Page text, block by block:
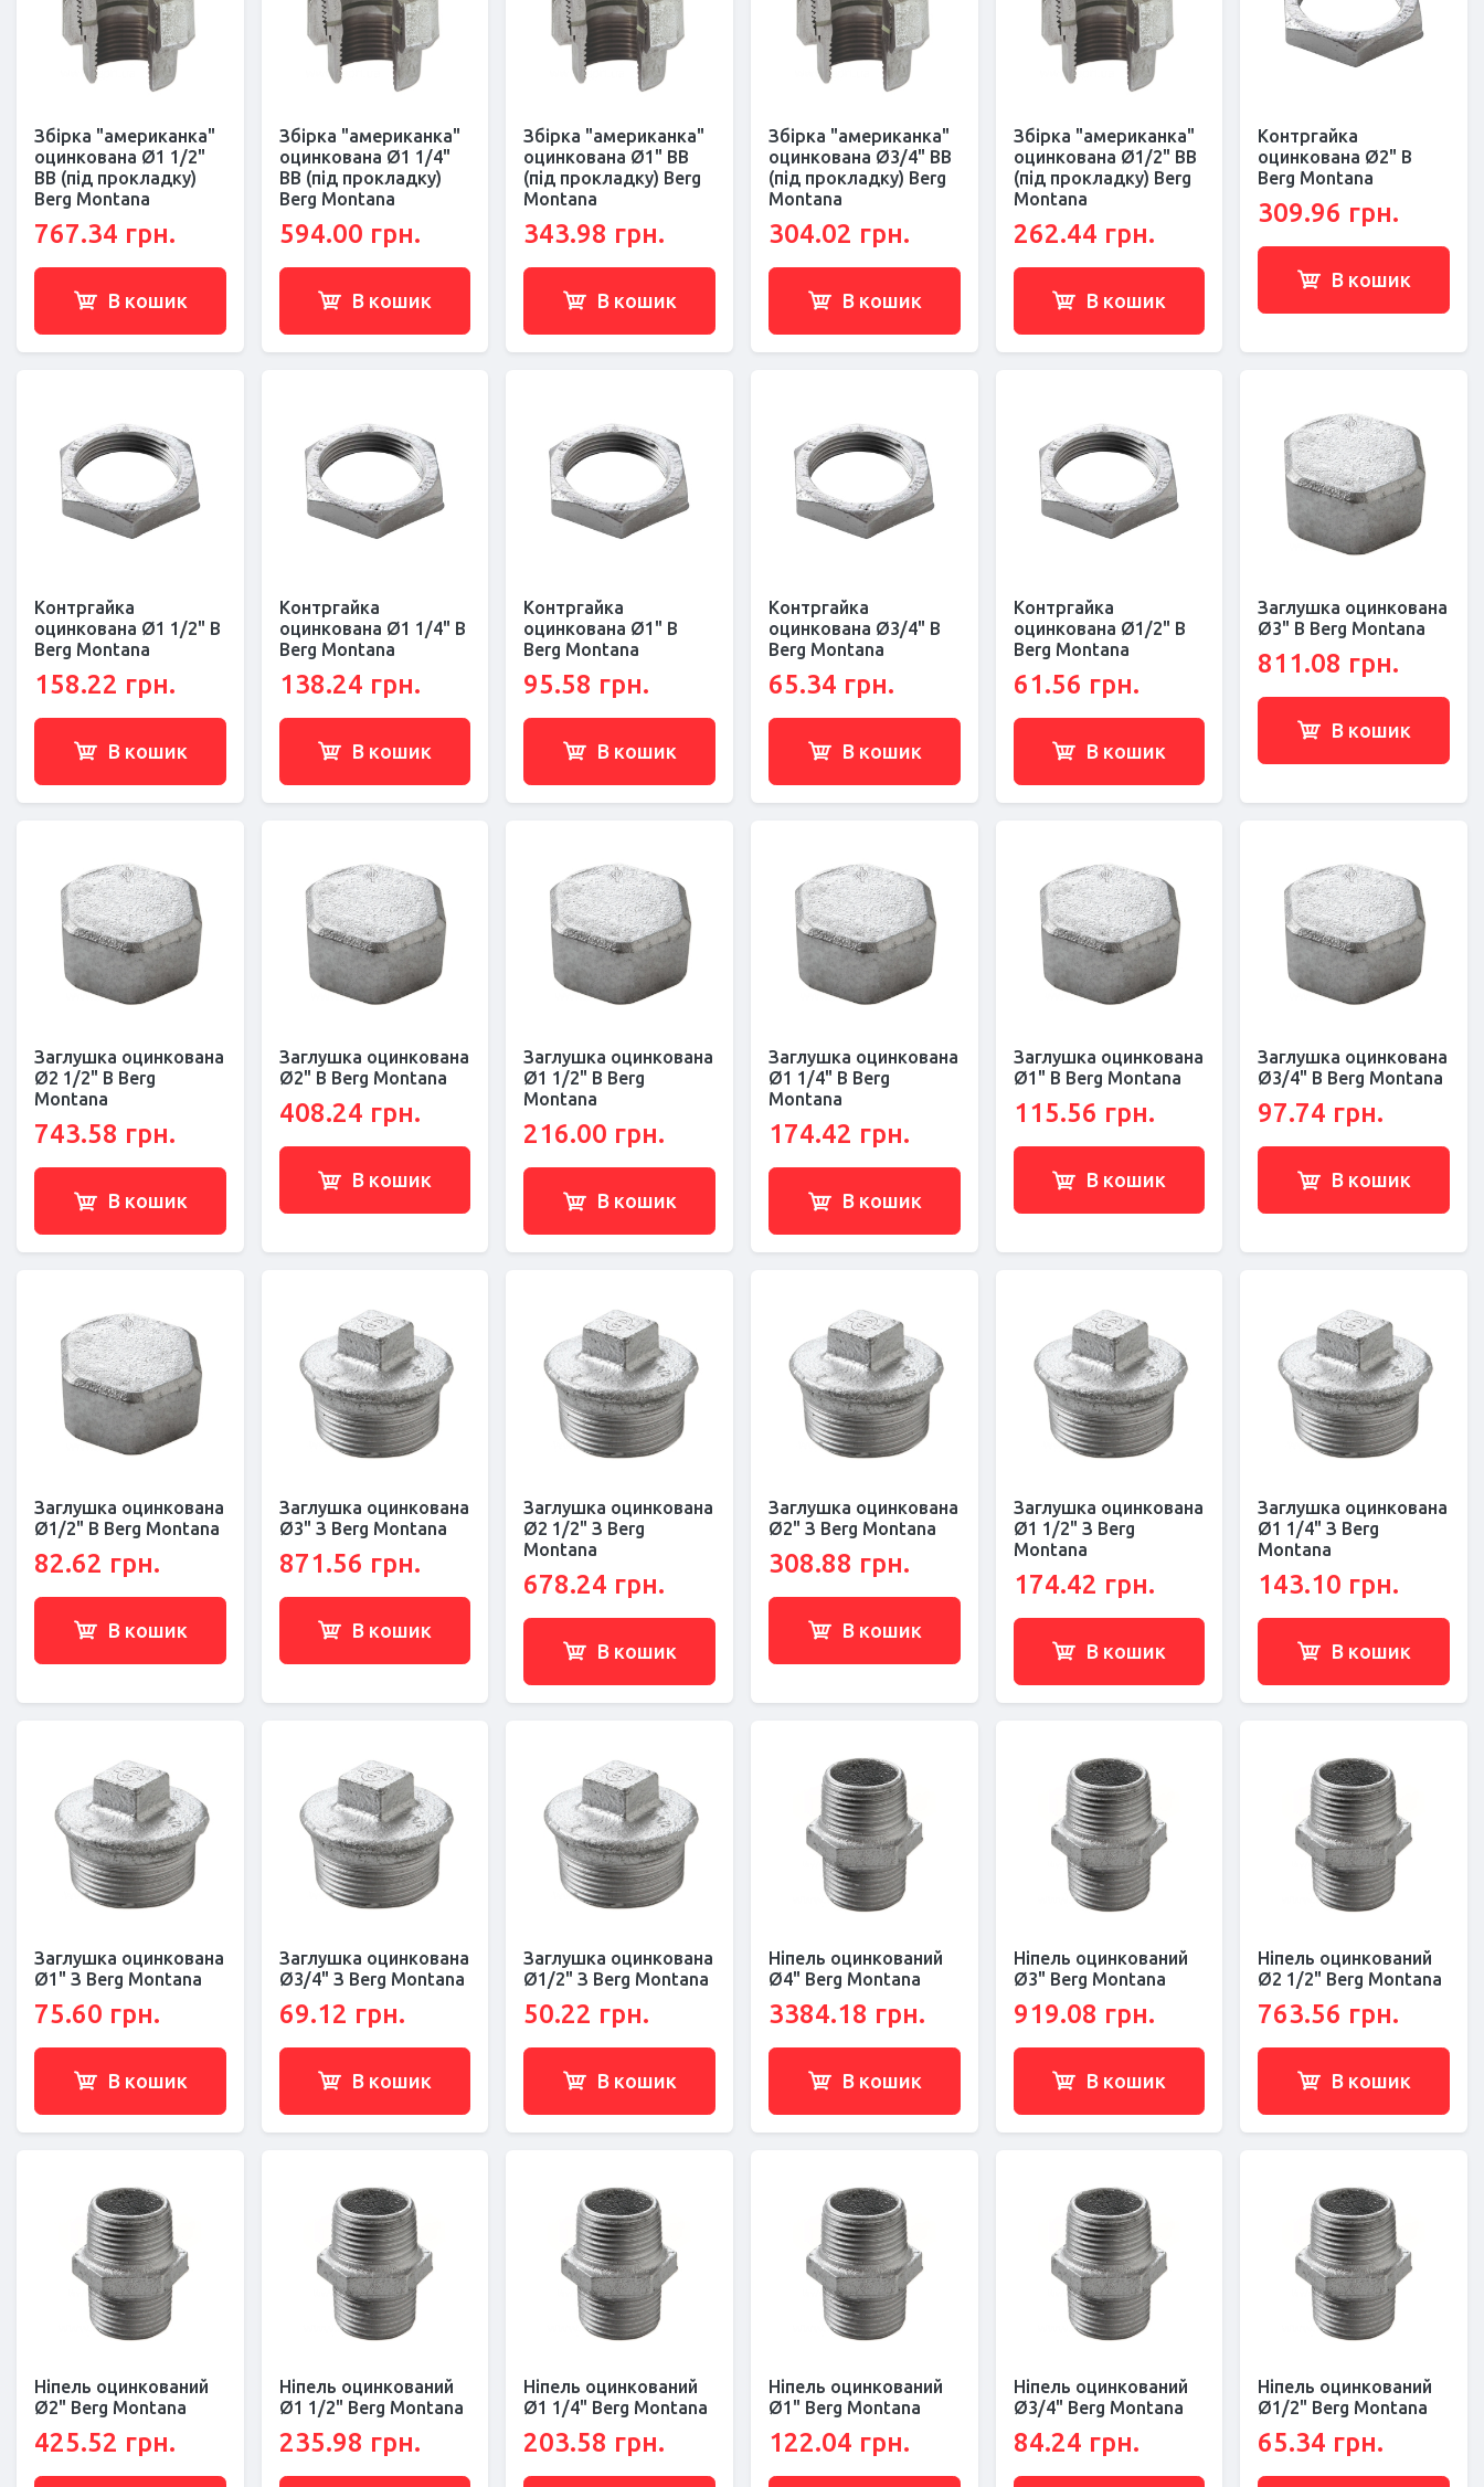
Збірка "американка"
оцинкована Ø1 1/2"
ВВ (під прокладку)
Berg Montana
767.34 грн.
В кошик
Збірка "американка"
оцинкована Ø1 1/4"
ВВ (під прокладку)
Berg Montana
594.00 грн.
В кошик
Збірка "американка"
оцинкована Ø1" ВВ
(під прокладку) Berg
Montana
343.98 грн.
В кошик
Збірка "американка"
оцинкована Ø3/4" ВВ
(під прокладку) Berg
Montana
304.02 грн.
В кошик
Збірка "американка"
оцинкована Ø1/2" ВВ
(під прокладку) Berg
Montana
262.44 грн.
В кошик
Контргайка
оцинкована Ø2" В
Berg Montana
309.96 грн.
В кошик
Контргайка
оцинкована Ø1 1/2" В
Berg Montana
158.22 грн.
В кошик
Контргайка
оцинкована Ø1 1/4" В
Berg Montana
138.24 грн.
В кошик
Контргайка
оцинкована Ø1" В
Berg Montana
95.58 грн.
В кошик
Контргайка
оцинкована Ø3/4" В
Berg Montana
65.34 грн.
В кошик
Контргайка
оцинкована Ø1/2" В
Berg Montana
61.56 грн.
В кошик
Заглушка оцинкована
Ø3" В Berg Montana
811.08 грн.
В кошик
Заглушка оцинкована
Ø2 1/2" В Berg
Montana
743.58 грн.
В кошик
Заглушка оцинкована
Ø2" В Berg Montana
408.24 грн.
В кошик
Заглушка оцинкована
Ø1 1/2" В Berg
Montana
216.00 грн.
В кошик
Заглушка оцинкована
Ø1 1/4" В Berg
Montana
174.42 грн.
В кошик
Заглушка оцинкована
Ø1" В Berg Montana
115.56 грн.
В кошик
Заглушка оцинкована
Ø3/4" В Berg Montana
97.74 грн.
В кошик
Заглушка оцинкована
Ø1/2" В Berg Montana
82.62 грн.
В кошик
Заглушка оцинкована
Ø3" З Berg Montana
871.56 грн.
В кошик
Заглушка оцинкована
Ø2 1/2" З Berg
Montana
678.24 грн.
В кошик
Заглушка оцинкована
Ø2" З Berg Montana
308.88 грн.
В кошик
Заглушка оцинкована
Ø1 1/2" З Berg
Montana
174.42 грн.
В кошик
Заглушка оцинкована
Ø1 1/4" З Berg
Montana
143.10 грн.
В кошик
Заглушка оцинкована
Ø1" З Berg Montana
75.60 грн.
В кошик
Заглушка оцинкована
Ø3/4" З Berg Montana
69.12 грн.
В кошик
Заглушка оцинкована
Ø1/2" З Berg Montana
50.22 грн.
В кошик
Ніпель оцинкований
Ø4" Berg Montana
3384.18 грн.
В кошик
Ніпель оцинкований
Ø3" Berg Montana
919.08 грн.
В кошик
Ніпель оцинкований
Ø2 1/2" Berg Montana
763.56 грн.
В кошик
Ніпель оцинкований
Ø2" Berg Montana
425.52 грн.
Ніпель оцинкований
Ø1 1/2" Berg Montana
235.98 грн.
Ніпель оцинкований
Ø1 1/4" Berg Montana
203.58 грн.
Ніпель оцинкований
Ø1" Berg Montana
122.04 грн.
Ніпель оцинкований
Ø3/4" Berg Montana
84.24 грн.
Ніпель оцинкований
Ø1/2" Berg Montana
65.34 грн.